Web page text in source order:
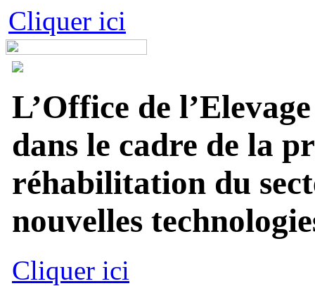
Cliquer ici
L’Office de
dans le cadre de la
réhabilitation du
nouvelles
Cliquer ici